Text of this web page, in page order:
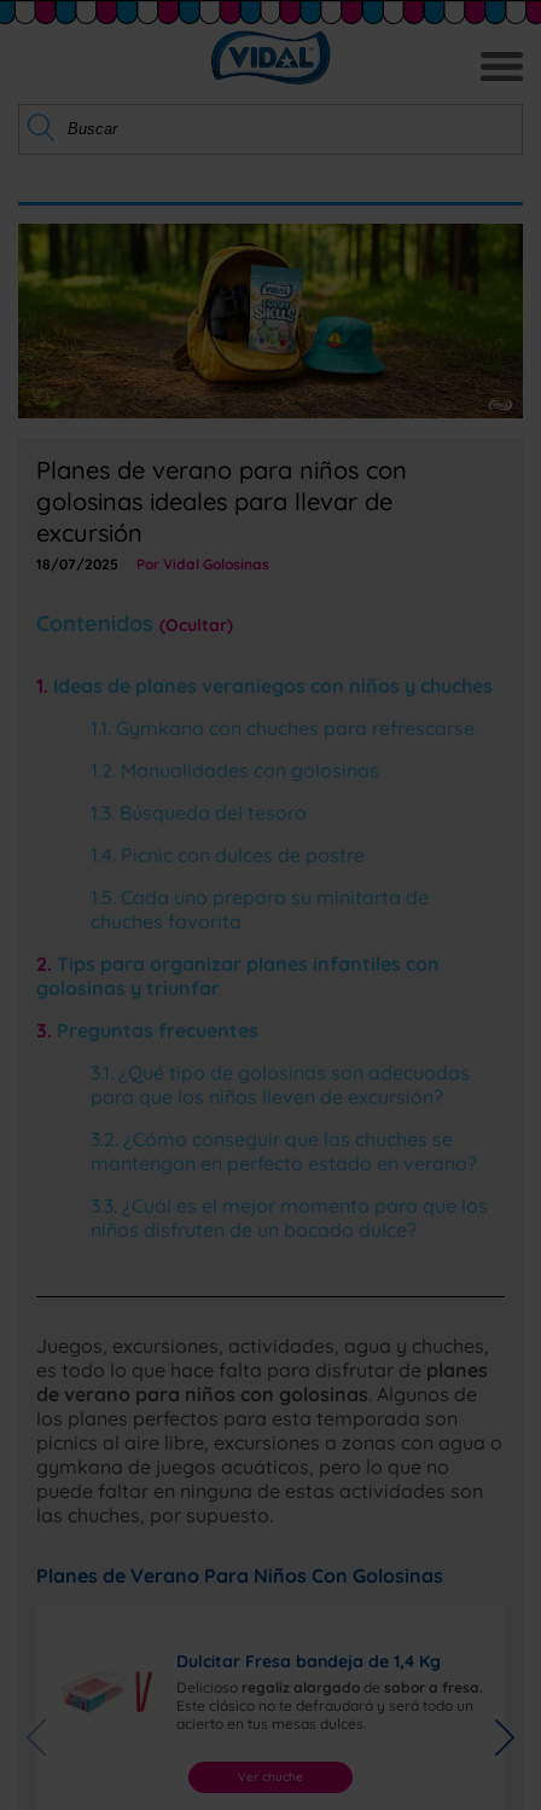
Planes de verano para niños con
golosinas ideales para llevar de
excursión
18/07/2025 Por Vidal Golosinas
Contenidos Ocultar
Ideas de planes veraniegos con niños y chuches
Gymkana con chuches para refrescarse
Manualidades con golosinas
Búsqueda del tesoro
Picnic con dulces de postre
Cada uno prepara su minitarta de
chuches favorita
Tips para organizar planes infantiles con
golosinas y triunfar
Preguntas frecuentes
¿Qué tipo de golosinas son adecuadas
para que los niños lleven de excursión?
¿Cómo conseguir que las chuches se
mantengan en perfecto estado en verano?
¿Cuál es el mejor momento para que los
niños disfruten de un bocado dulce?
Juegos, excursiones, actividades, agua y chuches,
es todo lo que hace falta para disfrutar de planes
de verano para niños con golosinas. Algunos de
los planes perfectos para esta temporada son
picnics al aire libre, excursiones a zonas con agua o
gymkana de juegos acuáticos, pero lo que no
puede faltar en ninguna de estas actividades son
las chuches, por supuesto.
Planes de Verano Para Niños Con Golosinas
Dulcitar Fresa bandeja de 1,4 Kg
Delicioso regaliz alargadode sabor a fresa.
Este clásico no te defraudará y será todo un
acierto en tus mesas dulces.
Ver chuche